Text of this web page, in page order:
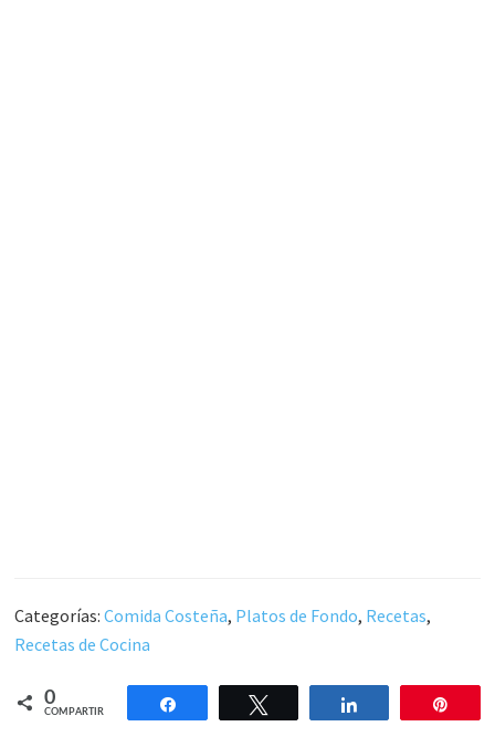
Categorías:Comida Costeña, Platos de Fondo, Recetas,
Recetas de Cocina
0
COMPARTIR
Compartir Compartir